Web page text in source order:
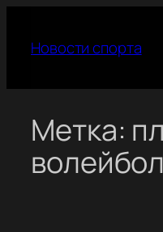
содержимому
Новости спорта
Метка:
волейбол